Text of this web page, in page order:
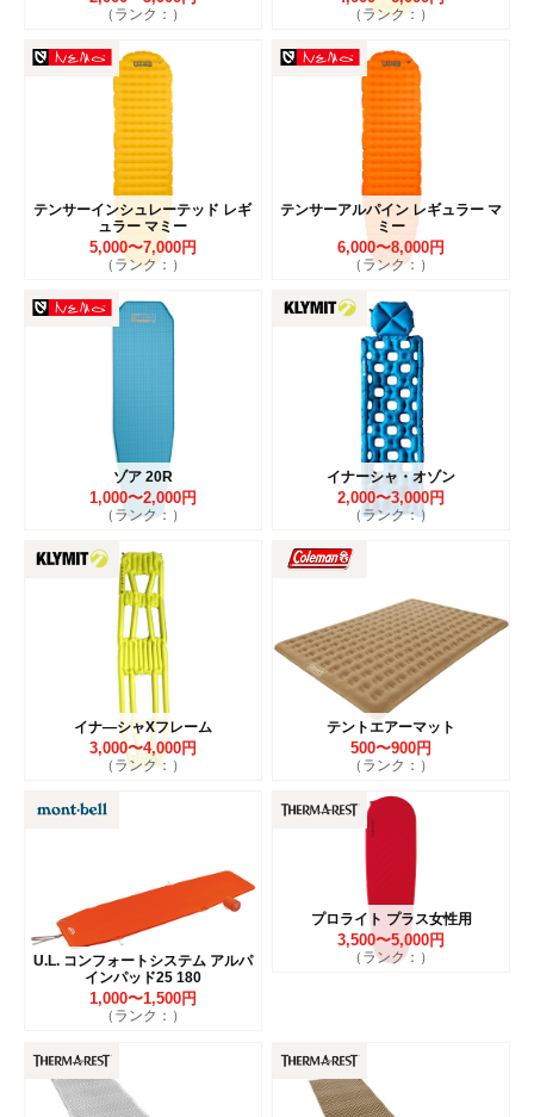
（ランク：） （ランク：）
テンサーインシュレーテッド レギ
ュラー マミー
5,000〜7,000円
（ランク：）
テンサーアルパイン レギュラー マ
ミー
6,000〜8,000円
（ランク：）
ゾア 20R
1,000〜2,000円
（ランク：）
イナーシャ・オゾン
2,000〜3,000円
（ランク：）
イナ―シャXフレーム
3,000〜4,000円
（ランク：）
テントエアーマット
500〜900円
（ランク：）
U.L. コンフォートシステム アルパ
インパッド25 180
1,000〜1,500円
（ランク：）
プロライト プラス女性用
3,500〜5,000円
（ランク：）